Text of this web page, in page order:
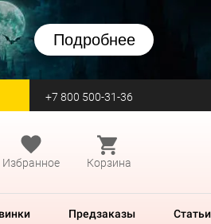
Подробнее
+7 800 500-31-36
Избранное Корзина
Предзаказы Статьи